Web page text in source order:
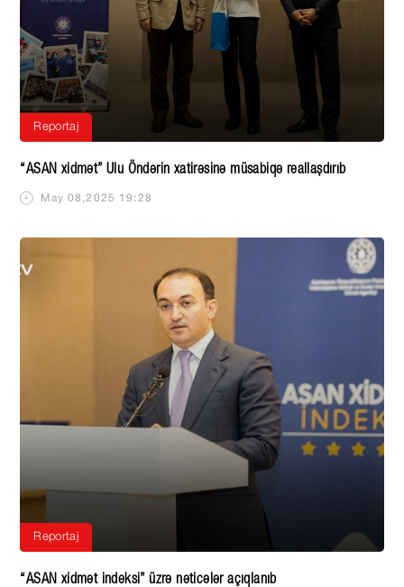
“ASAN xidmət” Ulu Öndərin xatirəsinə müsabiqə reallaşdırıb
May 08,2025 19:28
Reportaj
“ASAN xidmət indeksi” üzrə nəticələr açıqlanıb
Reportaj